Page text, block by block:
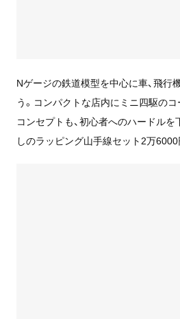
Nゲージの鉄道模型を中心に車、飛行
う。コンパクトな店内にミニ四駆の
コンセプトも、初心者へのハードル
しのラッピング山手線セット2万6000円